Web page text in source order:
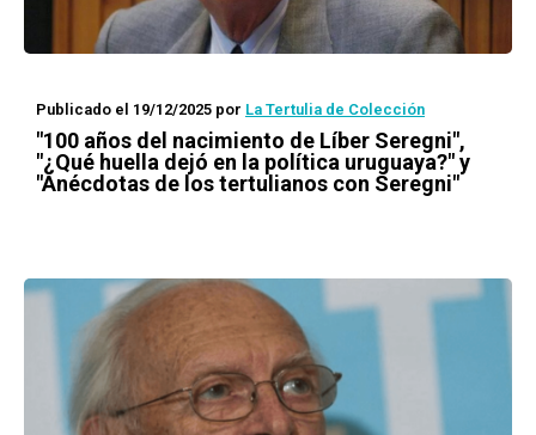
Publicado el 19/12/2025 por La Tertulia de Colección
"100 años del nacimiento de Líber Seregni",
"¿Qué huella dejó en la política uruguaya?" y
"Anécdotas de los tertulianos con Seregni"